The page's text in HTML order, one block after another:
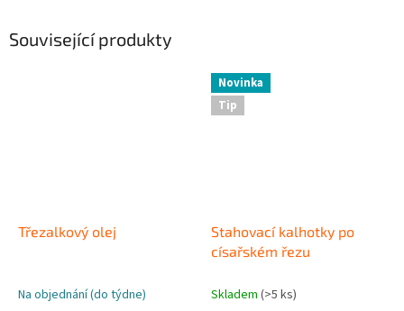
Související produkty
Třezalkový olej
Na objednání (do týdne)
Novinka
Tip
Stahovací kalhotky po
císařském řezu
Skladem (>5 ks)